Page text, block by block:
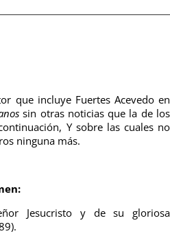
que incluye Fuertes Acevedo en
sin otras noticias que la de los
Y sobre las cuales no
ninguna más.
Jesucristo yde su gloriosa